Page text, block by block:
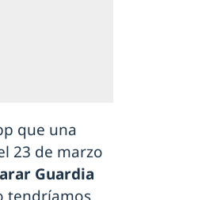
que una
23 de marzo
Guardia